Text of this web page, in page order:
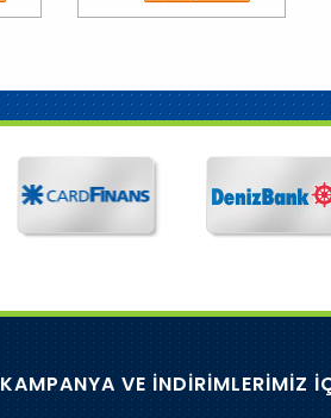
KAMPANYA VE İNDİRİMLERİMİZ